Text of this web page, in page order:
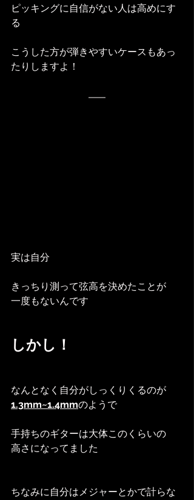
ピッキングに自信がない人は高めにす
る
こうした方が弾きやすいケースもあっ
たりしますよ！
実は自分
きっちり測って弦高を決めたことが
一度もないんです
しかし！
なんとなく自分がしっくりくるのが
1.3mm~1.4mmのようで
手持ちのギターは大体このくらいの
高さになってました
ちなみに自分はメジャーとかで計らな